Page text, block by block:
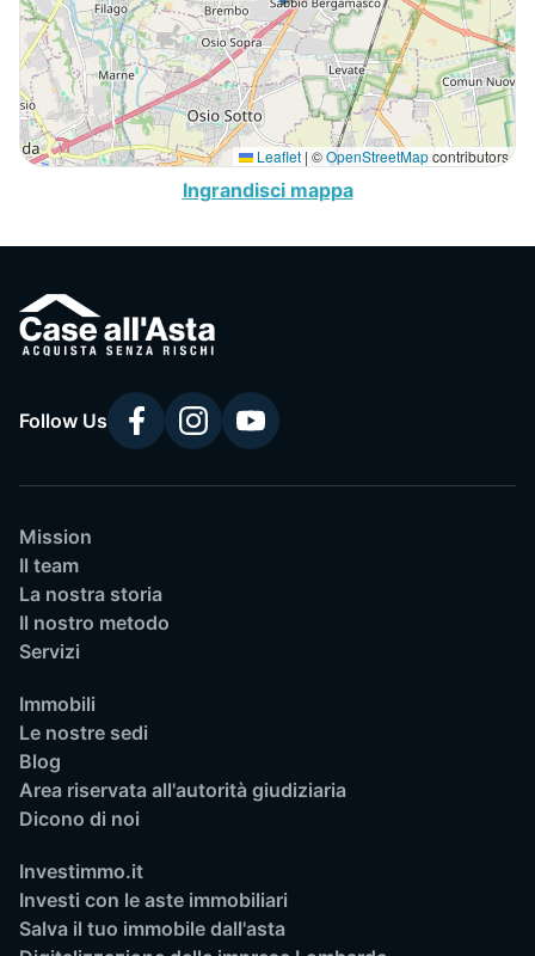
Leaflet | ©OpenStreetMapcontributors
Ingrandisci mappa
Follow Us
Mission
Il team
La nostra storia
Il nostro metodo
Servizi
Immobili
Le nostre sedi
Blog
Area riservata all'autorità giudiziaria
Dicono di noi
Investimmo.it
Investi con le aste immobiliari
Salva il tuo immobile dall'asta